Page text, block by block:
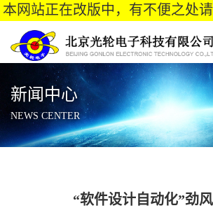
本网站正在改版中，有不便之处
打电话：400-1515-255 ,
新闻中心
NEWS CENTER
“软件设计自动化”劲